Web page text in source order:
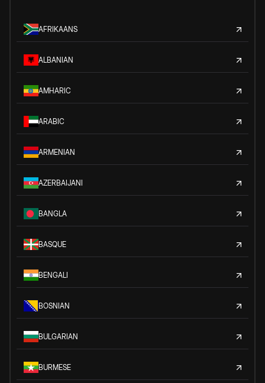
AFRIKAANS
ALBANIAN
AMHARIC
ARABIC
ARMENIAN
AZERBAIJANI
BANGLA
BASQUE
BENGALI
BOSNIAN
BULGARIAN
BURMESE